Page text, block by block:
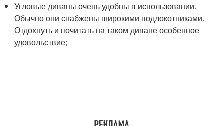
Угловые диваны очень удобны в использовании.
Обычно они снабжены широкими подлокотниками.
Отдохнуть и почитать на таком диване особенное
удовольствие;